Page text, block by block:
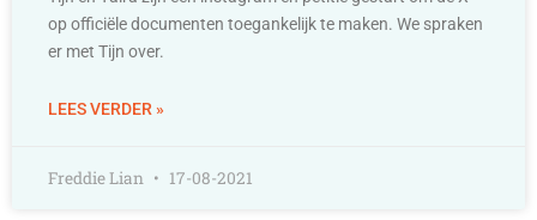
op officiële documenten toegankelijk te maken. We spraken
er met Tijn over.
LEES VERDER »
Freddie Lian 17-08-2021